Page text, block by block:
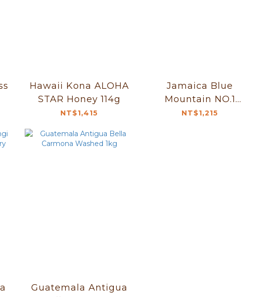
Hawaii Kona ALOHA
STAR Honey 114g
NT$1,415
Jamaica Blue
Mountain NO.1
Washed 114g
NT$1,215
Guatemala Antigua